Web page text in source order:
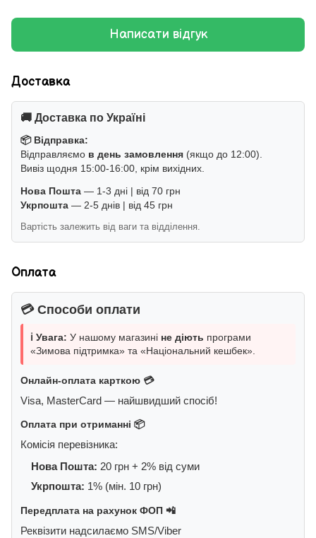
Написати відгук
Доставка
🚚 Доставка по Україні
📦 Відправка:
Відправляємо в день замовлення (якщо до 12:00).
Вивіз щодня 15:00-16:00, крім вихідних.
Нова Пошта — 1-3 дні | від 70 грн
Укрпошта — 2-5 днів | від 45 грн
Вартість залежить від ваги та відділення.
Оплата
💳 Способи оплати
ℹ️ Увага: У нашому магазині не діють програми
«Зимова підтримка» та «Національний кешбек».
Онлайн-оплата карткою 💳
Visa, MasterCard — найшвидший спосіб!
Оплата при отриманні 📦
Комісія перевізника:
Нова Пошта: 20 грн + 2% від суми
Укрпошта: 1% (мін. 10 грн)
Передплата на рахунок ФОП 📲
Реквізити надсилаємо SMS/Viber